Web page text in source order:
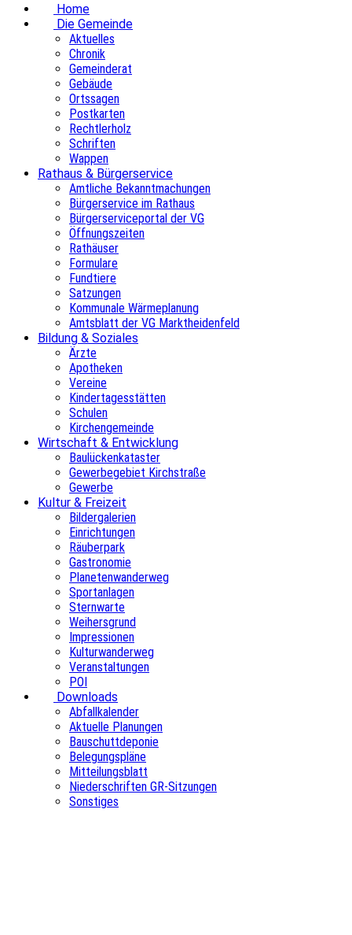
Home
Die Gemeinde
Aktuelles
Chronik
Gemeinderat
Gebäude
Ortssagen
Postkarten
Rechtlerholz
Schriften
Wappen
Rathaus & Bürgerservice
Amtliche Bekanntmachungen
Bürgerservice im Rathaus
Bürgerserviceportal der VG
Öffnungszeiten
Rathäuser
Formulare
Fundtiere
Satzungen
Kommunale Wärmeplanung
Amtsblatt der VG Marktheidenfeld
Bildung & Soziales
Ärzte
Apotheken
Vereine
Kindertagesstätten
Schulen
Kirchengemeinde
Wirtschaft & Entwicklung
Baulückenkataster
Gewerbegebiet Kirchstraße
Gewerbe
Kultur & Freizeit
Bildergalerien
Einrichtungen
Räuberpark
Gastronomie
Planetenwanderweg
Sportanlagen
Sternwarte
Weihersgrund
Impressionen
Kulturwanderweg
Veranstaltungen
POI
Downloads
Abfallkalender
Aktuelle Planungen
Bauschuttdeponie
Belegungspläne
Mitteilungsblatt
Niederschriften GR-Sitzungen
Sonstiges